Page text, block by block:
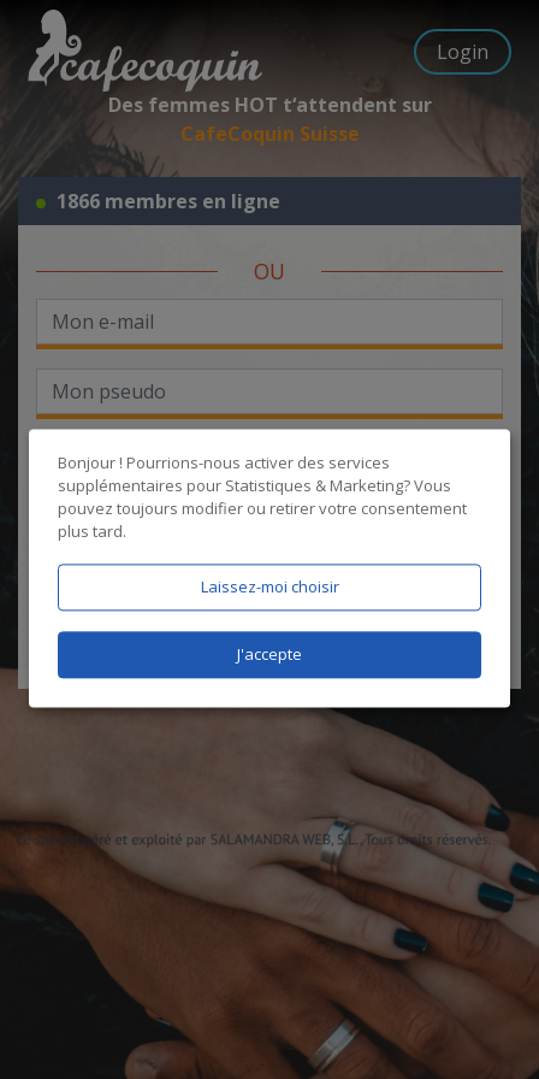
Login
Des femmes HOT t‘attendent sur
CafeCoquin Suisse
1866 membres en ligne
OU
J'accepte lesCGUet lapolitique de protection des données
certifie être âgé de plus de 18 ans
Bonjour ! Pourrions-nous activer des services
supplémentaires pour Statistiques & Marketing? Vous
pouvez toujours modifier ou retirer votre consentement
plus tard.
Laissez-moi choisir
J'accepte